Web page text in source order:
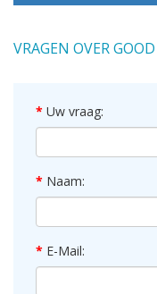
VRAGEN OVER
Uw vraag:
Naam:
E-Mail: